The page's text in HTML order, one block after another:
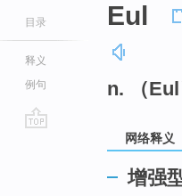
目录
释义
例句
Eul
n. （
网络释义
增强